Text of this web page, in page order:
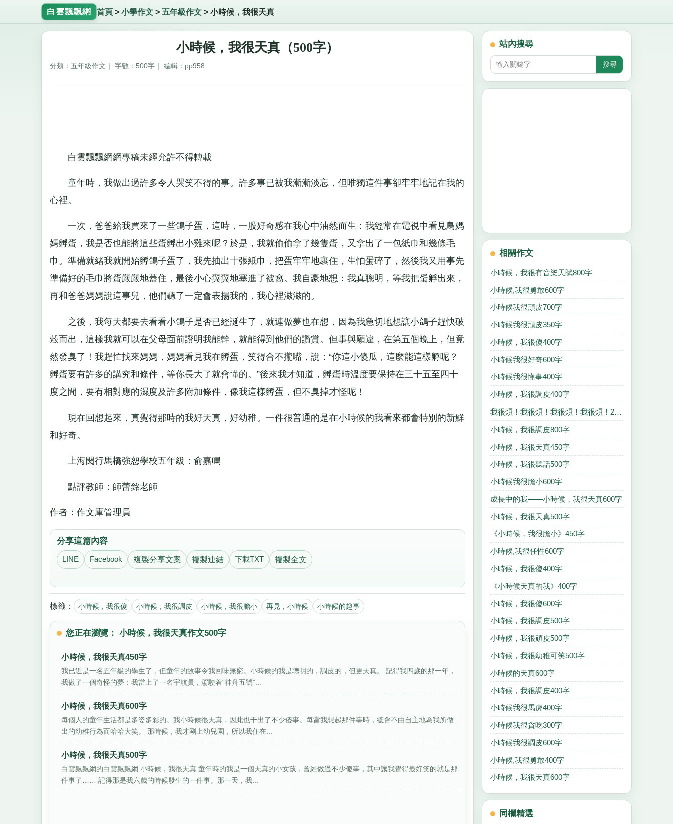
白雲飄飄網 首頁> 小學作文> 五年級作文> 小時候，我很天真
小時候，我很天真（500字）
分類：五年級作文｜ 字數：500字｜ 編輯：pp958
白雲飄飄網網專稿未經允許不得轉載
童年時，我做出過許多令人哭笑不得的事。許多事已被我漸漸淡忘，但唯獨這件事卻牢牢地記在我的
心裡。
一次，爸爸給我買來了一些鴿子蛋，這時，一股好奇感在我心中油然而生：我經常在電視中看見鳥媽
媽孵蛋，我是否也能將這些蛋孵出小雞來呢？於是，我就偷偷拿了幾隻蛋，又拿出了一包紙巾和幾條毛
巾。準備就緒我就開始孵鴿子蛋了，我先抽出十張紙巾，把蛋牢牢地裹住，生怕蛋碎了，然後我又用事先
準備好的毛巾將蛋嚴嚴地蓋住，最後小心翼翼地塞進了被窩。我自豪地想：我真聰明，等我把蛋孵出來，
再和爸爸媽媽說這事兒，他們聽了一定會表揚我的，我心裡滋滋的。
之後，我每天都要去看看小鴿子是否已經誕生了，就連做夢也在想，因為我急切地想讓小鴿子趕快破
殼而出，這樣我就可以在父母面前證明我能幹，就能得到他們的讚賞。但事與願違，在第五個晚上，但竟
然發臭了！我趕忙找來媽媽，媽媽看見我在孵蛋，笑得合不攏嘴，說：“你這小傻瓜，這麼能這樣孵呢？
孵蛋要有許多的講究和條件，等你長大了就會懂的。”後來我才知道，孵蛋時溫度要保持在三十五至四十
度之間，要有相對應的濕度及許多附加條件，像我這樣孵蛋，但不臭掉才怪呢！
現在回想起來，真覺得那時的我好天真，好幼稚。一件很普通的是在小時候的我看來都會特別的新鮮
和好奇。
上海閔行馬橋強恕學校五年級：俞嘉鳴
點評教師：師蕾銘老師
作者：作文庫管理員
分享這篇內容
LINE Facebook 複製分享文案 複製連結 下載TXT 複製全文
標籤： 小時候，我很傻 小時候，我很調皮 小時候，我很膽小 再見，小時候 小時候的趣事
您正在瀏覽： 小時候，我很天真作文500字
小時候，我很天真450字
我已近是一名五年級的學生了，但童年的故事令我回味無窮。小時候的我是聰明的，調皮的，但更天真。 記得我四歲的那一年，
我做了一個奇怪的夢：我當上了一名宇航員，駕駛着“神舟五號”...
小時候，我很天真600字
每個人的童年生活都是多姿多彩的。我小時候很天真，因此也干出了不少傻事。每當我想起那件事時，總會不由自主地為我所做
出的幼稚行為而哈哈大笑。 那時候，我才剛上幼兒園，所以我住在...
小時候，我很天真500字
白雲飄飄網的白雲飄飄網 小時候，我很天真 童年時的我是一個天真的小女孩，曾經做過不少傻事，其中讓我覺得最好笑的就是那
件事了…… 記得那是我六歲的時候發生的一件事。那一天，我...
站內搜尋
相關作文
小時候，我很有音樂天賦800字
小時候,我很勇敢600字
小時候我很頑皮700字
小時候我很頑皮350字
小時候，我很傻400字
小時候我很好奇600字
小時候我很懂事400字
小時候，我很調皮400字
我很煩！我很煩！我很煩！我很煩！200字
小時候，我很調皮800字
小時候，我很天真450字
小時候，我很聽話500字
小時候我很膽小600字
成長中的我——小時候，我很天真600字
小時候，我很天真500字
《小時候，我很膽小》450字
小時候,我很任性600字
小時候，我很傻400字
《小時候天真的我》400字
小時候，我很傻600字
小時候，我很調皮500字
小時候，我很頑皮500字
小時候，我很幼稚可笑500字
小時候的天真600字
小時候，我很調皮400字
小時候我很馬虎400字
小時候我很貪吃300字
小時候我很調皮600字
小時候,我很勇敢400字
小時候，我很天真600字
同欄精選